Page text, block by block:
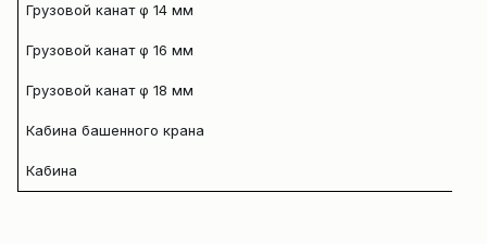
Грузовой канат φ 14 мм
Грузовой канат φ 16 мм
Грузовой канат φ 18 мм
Кабина башенного крана
Кабина